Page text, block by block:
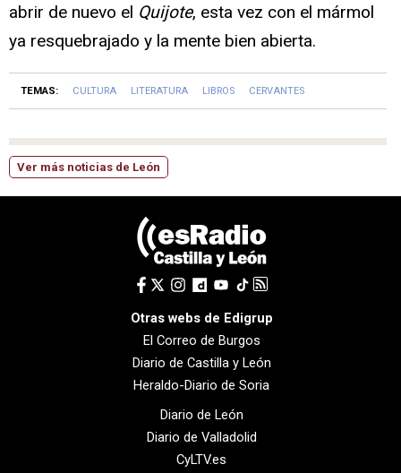
abrir de nuevo el Quijote, esta vez con el mármol
ya resquebrajado y la mente bien abierta.
TEMAS: CULTURA LITERATURA LIBROS CERVANTES
Ver más noticias de León
Otras webs de Edigrup
El Correo de Burgos
Diario de Castilla y León
Heraldo-Diario de Soria
Diario de León
Diario de Valladolid
CyLTV.es